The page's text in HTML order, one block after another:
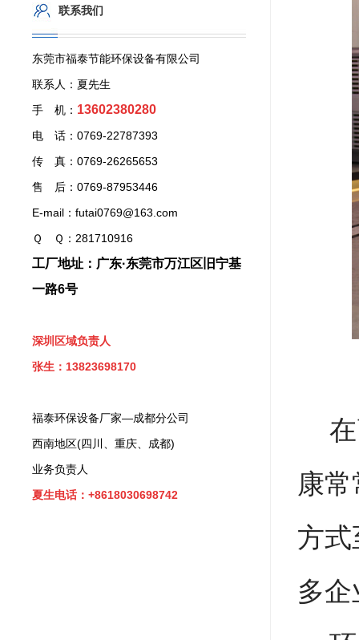
在
康
方
多
联系我们
东莞市福泰节能环保设备有限公司
联系人：夏先生
手 机： 13602380280
电 话：0769-22787393
传 真：0769-26265653
售 后：0769-87953446
E-mail：futai0769@163.com
Ｑ Ｑ：281710916
工厂地址：广东·东莞市万江区旧宁基
一路6号
深圳区域负责人
张生：13823698170
福泰环保设备厂家—成都分公司
西南地区(四川、重庆、成都)
业务负责人
夏生电话：+8618030698742